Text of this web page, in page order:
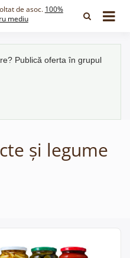
de asoc. 100%
mediu
Publică oferta în grupul
și legume